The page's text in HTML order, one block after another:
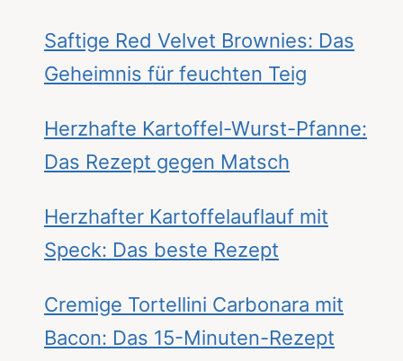
Saftige Red Velvet Brownies: Das
Geheimnis für feuchten Teig
Herzhafte Kartoffel-Wurst-Pfanne:
Das Rezept gegen Matsch
Herzhafter Kartoffelauflauf mit
Speck: Das beste Rezept
Cremige Tortellini Carbonara mit
Bacon: Das 15-Minuten-Rezept